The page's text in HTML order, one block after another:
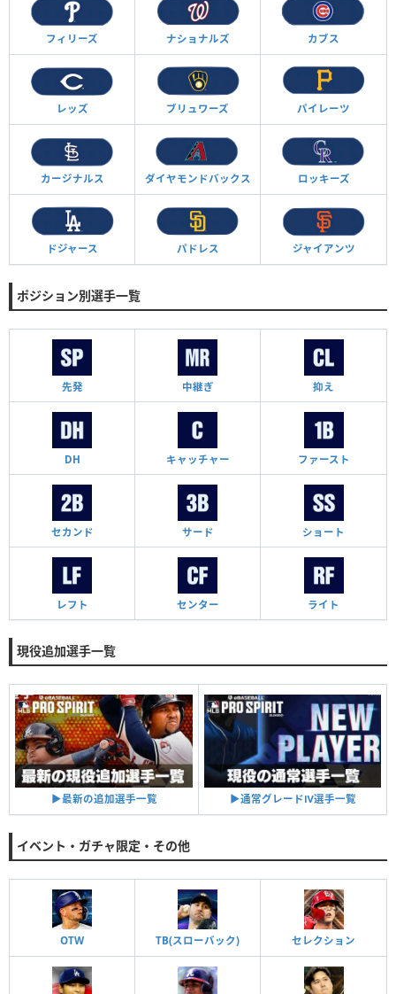
フィリーズ ナショナルズ カブス
レッズ ブリュワーズ パイレーツ
カージナルス ダイヤモンドバックス ロッキーズ
ドジャース パドレス ジャイアンツ
ポジション別選手一覧
先発 中継ぎ 抑え
DH キャッチャー ファースト
セカンド サード ショート
レフト センター ライト
現役追加選手一覧
▶︎最新の追加選手一覧 ▶︎通常グレードⅣ選手一覧
イベント・ガチャ限定・その他
OTW TB(スローバック) セレクション